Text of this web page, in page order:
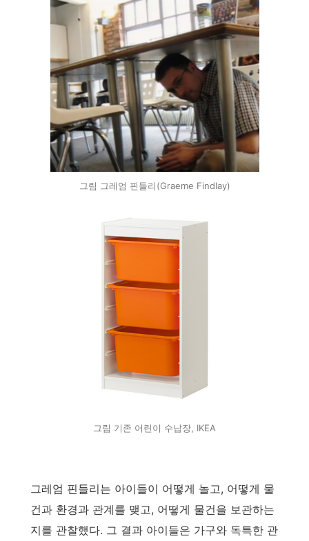
그림 그레엄 핀들리(Graeme Findlay)
그림 기존 어린이 수납장, IKEA
그레엄 핀들리는 아이들이 어떻게 놀고, 어떻게 물
건과 환경과 관계를 맺고, 어떻게 물건을 보관하는
지를 관찰했다. 그 결과 아이들은 가구와 독특한 관